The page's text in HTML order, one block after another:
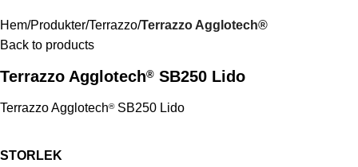
Hem Produkter Terrazzo Terrazzo Agglotech®
Back to products
Terrazzo Agglotech® SB250 Lido
Terrazzo Agglotech®SB250 Lido
STORLEK